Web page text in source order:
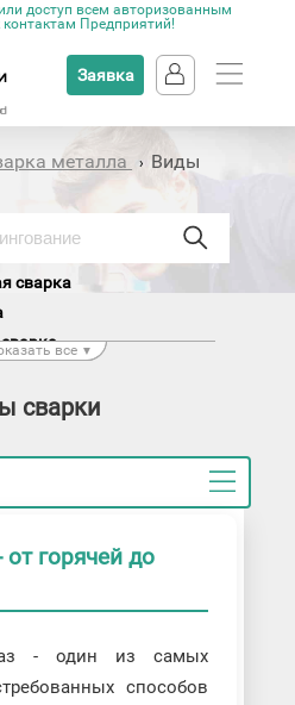
доступ всем авторизованным
Предприятий!
Заявка
металла › Виды
сварка
сварка
сварка
сварка плавящимся
все ▼
сварки
горячей до
- один из самых
способов